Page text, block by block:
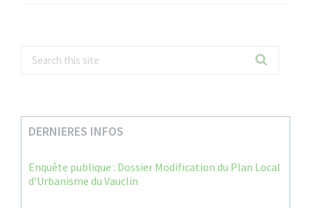
DERNIERES INFOS
Enquête publique : Dossier Modification du Plan Local
d’Urbanisme du Vauclin